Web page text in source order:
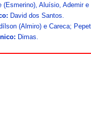
(Esmerino), Aluísio, Ademir
David dos Santos.
(Almiro) e Careca;
Dimas.